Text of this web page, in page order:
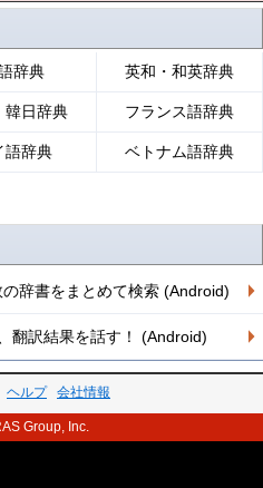
辞典 英和・和英辞典
韓日辞典 フランス語辞典
語辞典 ベトナム語辞典
辞書をまとめて検索 (Android)
翻訳結果を話す！ (Android)
ヘルプ 会社情報
Group, Inc.